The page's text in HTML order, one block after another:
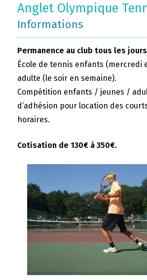
Anglet Olympique
Informations
Permanence au club tous les
École de tennis enfants (mercredi
adulte (le soir en semaine).
Compétition enfants / jeunes /
d’adhésion pour location des
horaires.
Cotisation de 130€ à 350€.